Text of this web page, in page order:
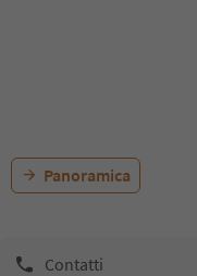
Panoramica
Contatti